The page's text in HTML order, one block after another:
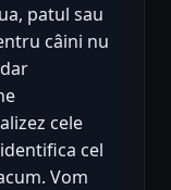
patul sau
câini nu
cele
cel
Vom